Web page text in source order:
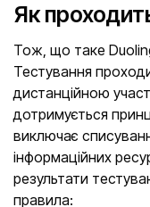
Як
Тож, що таке
Тестування
дистанційною
дотримується
виключає
інформаційних
результати
правила: